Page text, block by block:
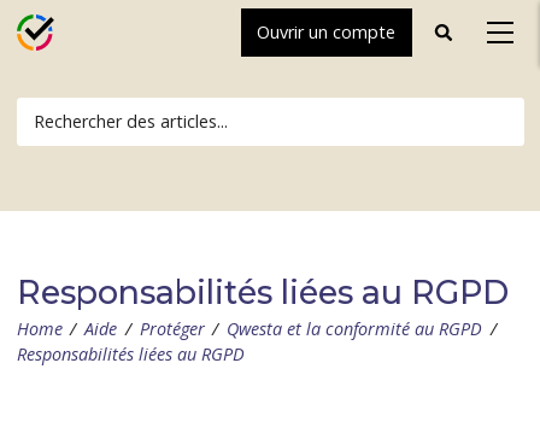
Ouvrir un compte Toggle
Responsabilités liées au RGPD
Home / Aide / Protéger / Qwesta et la conformité au RGPD /
Responsabilités liées au RGPD